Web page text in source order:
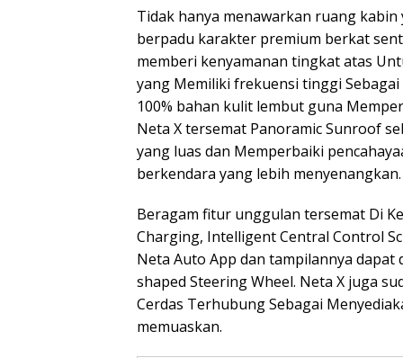
Tidak hanya menawarkan ruang
berpadu karakter premium berkat
memberi kenyamanan tingkat atas
yang Memiliki frekuensi tinggi
100% bahan kulit lembut guna
Neta X tersemat Panoramic Sunroof
yang luas dan Memperbaiki
berkendara yang lebih menyenangkan.
Beragam fitur unggulan tersemat Di
Charging, Intelligent Central Control
Neta Auto App dan tampilannya
shaped Steering Wheel. Neta X juga
Cerdas Terhubung Sebagai
memuaskan.